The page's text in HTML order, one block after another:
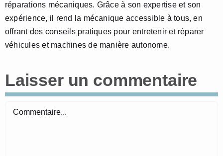
réparations mécaniques. Grâce à son expertise et son
expérience, il rend la mécanique accessible à tous, en
offrant des conseils pratiques pour entretenir et réparer
véhicules et machines de manière autonome.
Laisser un commentaire
Commentaire